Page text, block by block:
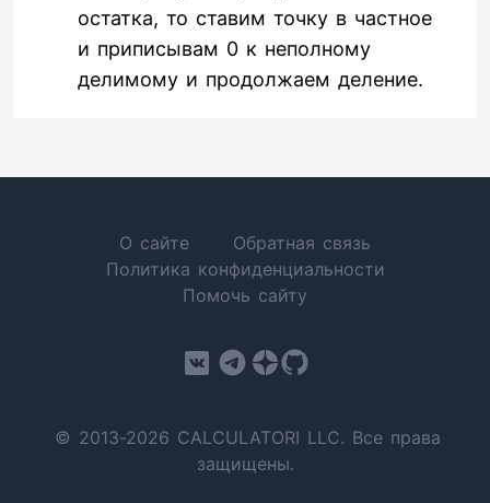
остатка, то ставим точку в частное
и приписывам 0 к неполному
делимому и продолжаем деление.
О сайте
Обратная связь
Политика конфиденциальности
Помочь сайту
© 2013-2026 CALCULATORI LLC. Все права
защищены.